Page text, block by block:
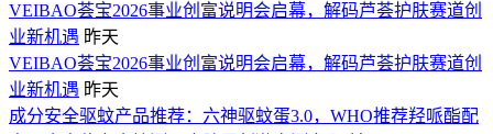
VEIBAO荟宝2026事业创富说明会启幕，解码芦荟护肤赛道创
业新机遇 昨天
VEIBAO荟宝2026事业创富说明会启幕，解码芦荟护肤赛道创
业新机遇 昨天
成分安全驱蚊产品推荐：六神驱蚊蛋3.0，WHO推荐羟哌酯配